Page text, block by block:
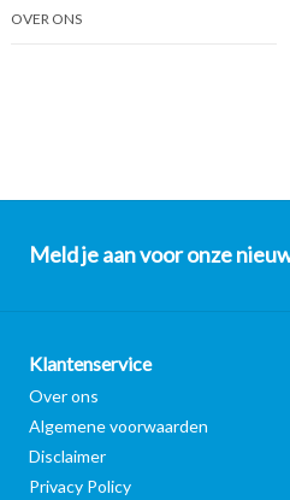
OVER ONS
Meld je aan voor onze
Klantenservice
Over ons
Algemene voorwaarden
Disclaimer
Privacy Policy